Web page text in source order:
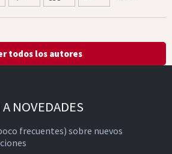
todos los autores
NOVEDADES
frecuentes) sobre nuevos